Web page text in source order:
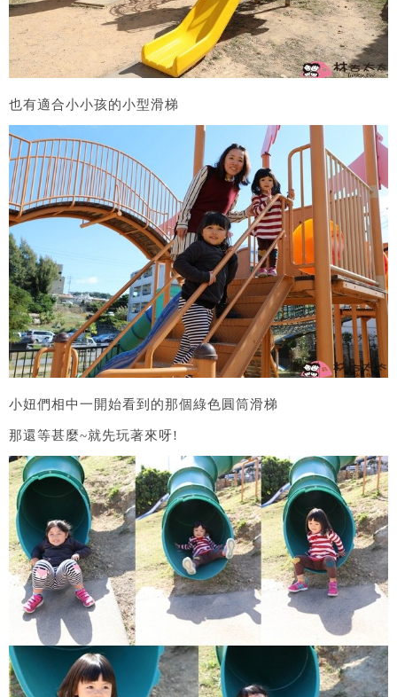
也有適合小小孩的小型滑梯
小妞們相中一開始看到的那個綠色圓筒滑梯
那還等甚麼~就先玩著來呀!